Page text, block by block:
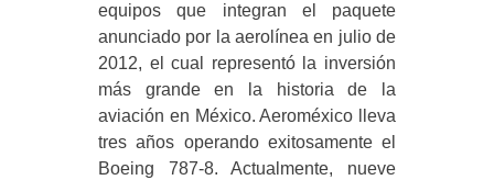
equipos que integran el paquete
anunciado por la aerolínea en julio de
2012, el cual representó la inversión
más grande en la historia de la
aviación en México. Aeroméxico lleva
tres años operando exitosamente el
Boeing 787-8. Actualmente, nueve